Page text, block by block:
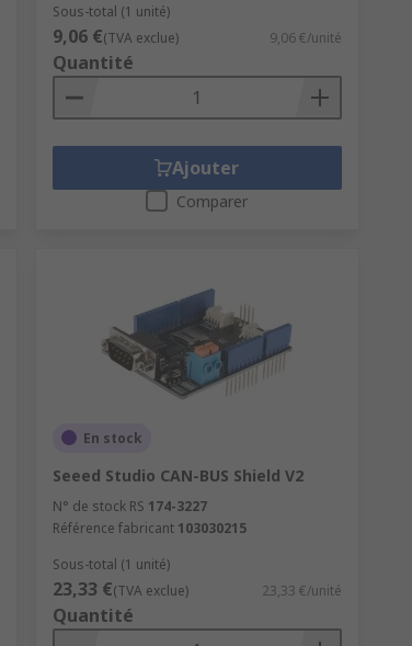
Sous-total (1 unité)
9,06 €(TVA exclue) 9,06 €/unité
Quantité
Ajouter
Comparer
En stock
Seeed Studio CAN-BUS Shield V2
N° de stock RS 174-3227
Référence fabricant 103030215
Sous-total (1 unité)
23,33 €(TVA exclue) 23,33 €/unité
Quantité